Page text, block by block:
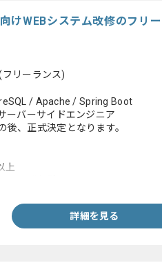
けWEBシステム改修のフリ
フリーランス)
/ Apache / Spring Boot
ーバーサイドエンジニア
、正式決定となります。
上
詳細を見る